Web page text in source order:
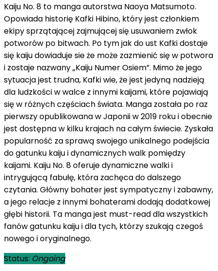
Kaiju No. 8 to manga autorstwa Naoya Matsumoto.
Opowiada historię Kafki Hibino, który jest członkiem
ekipy sprzątającej zajmującej się usuwaniem zwłok
potworów po bitwach. Po tym jak do ust Kafki dostaje
się kaiju dowiaduje sie że może zazmienić się w potwora
i zostaje nazwany „Kaiju Numer Osiem”. Mimo że jego
sytuacja jest trudna, Kafki wie, że jest jedyną nadzieją
dla ludzkości w walce z innymi kaijami, które pojawiają
się w różnych częściach świata. Manga została po raz
pierwszy opublikowana w Japonii w 2019 roku i obecnie
jest dostępna w kilku krajach na całym świecie. Zyskała
popularność za sprawą swojego unikalnego podejścia
do gatunku kaiju i dynamicznych walk pomiędzy
kaijami. Kaiju No. 8 oferuje dynamiczne walki i
intrygującą fabułę, która zachęca do dalszego
czytania. Główny bohater jest sympatyczny i zabawny,
a jego relacje z innymi bohaterami dodają dodatkowej
głębi historii. Ta manga jest must-read dla wszystkich
fanów gatunku kaiju i dla tych, którzy szukają czegoś
nowego i oryginalnego.
Status: Ongoing